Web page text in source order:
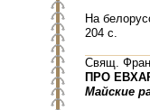
На
204 с.
Свящ.
ПРО
Майские